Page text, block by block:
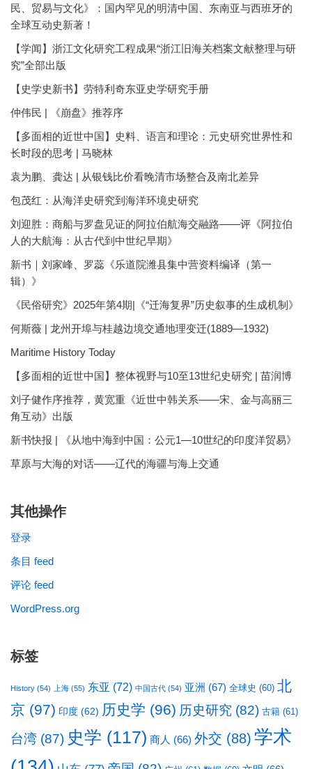
民、贸易与文化》：国内罕见的明清中国、东南亚与西班牙的
全球互动史新著！
【学闻】浙江文化研究工程成果“浙江旧海关档案文献整理与研
究”全部出版
【史学史新书】劳特利奇东亚史学研究手册
仲伟民 | 《崩盘》推荐序
【多面相的近世中国】史料、语言和理论：元史研究世界性和
长时段的思考 | 马晓林
袁为鹏、龚达 | 从银钱比价看晚清市场整合及南北差异
包茂红：从海洋史研究到海洋环境史研究
刘迎胜：商船与罗盘见证的阿拉伯航海交融路——评《阿拉伯
人的大航海：从古代到中世纪早期》
新书｜刘家峰、罗蕊《乐道院潍县集中营资料编译（第一
辑）》
《民俗研究》2025年第4期|《“迁海复界”历史叙事的生成机制》
何斯薇 | 龙州开埠与桂越边境交通地理变迁(1889—1932)
Maritime History Today
【多面相的近世中国】整体视野与10至13世纪史研究 | 苗润博
刘子健作序推荐，黄宽重《近世中韩关系——宋、金与高丽三
角互动》出版
新书快报 | 《从地中海到中国：公元1—10世纪的印度洋贸易》
草原与大海的对话——辽代的海疆与海上交通
其他操作
登录
条目 feed
评论 feed
WordPress.org
标签
History (54) 上海 (55) 东亚 (72) 中国古代 (54) 亚洲 (67) 全球史 (60) 北
京 (97) 印度 (62) 历史学 (96) 历史研究 (82) 古籍 (61)
台湾 (87) 史学 (117) 商人 (66) 外交 (88) 学术